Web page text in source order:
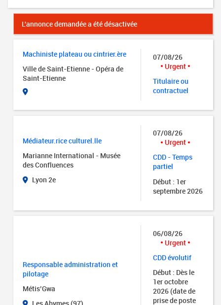
L'annonce demandée a été désactivée
Machiniste plateau ou cintrier.ère
Ville de Saint-Etienne - Opéra de
Saint-Etienne
07/08/26
Urgent
Titulaire ou
contractuel
Médiateur.rice culturel.lle
Marianne International - Musée
des Confluences
Lyon 2e
07/08/26
Urgent
CDD - Temps
partiel
Début : 1er
septembre 2026
Responsable administration et
pilotage
Métis’Gwa
06/08/26
Urgent
CDD évolutif
Début : Dès le
1er octobre
2026 (date de
prise de poste